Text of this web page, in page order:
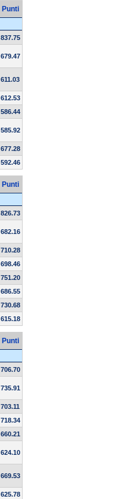
Punti
837.75
679.47
611.03
612.53
586.44
585.92
677.28
592.46
Punti
826.73
682.16
710.28
698.46
751.20
686.55
730.68
615.18
Punti
706.70
735.91
703.11
718.34
660.21
624.10
669.53
625.78